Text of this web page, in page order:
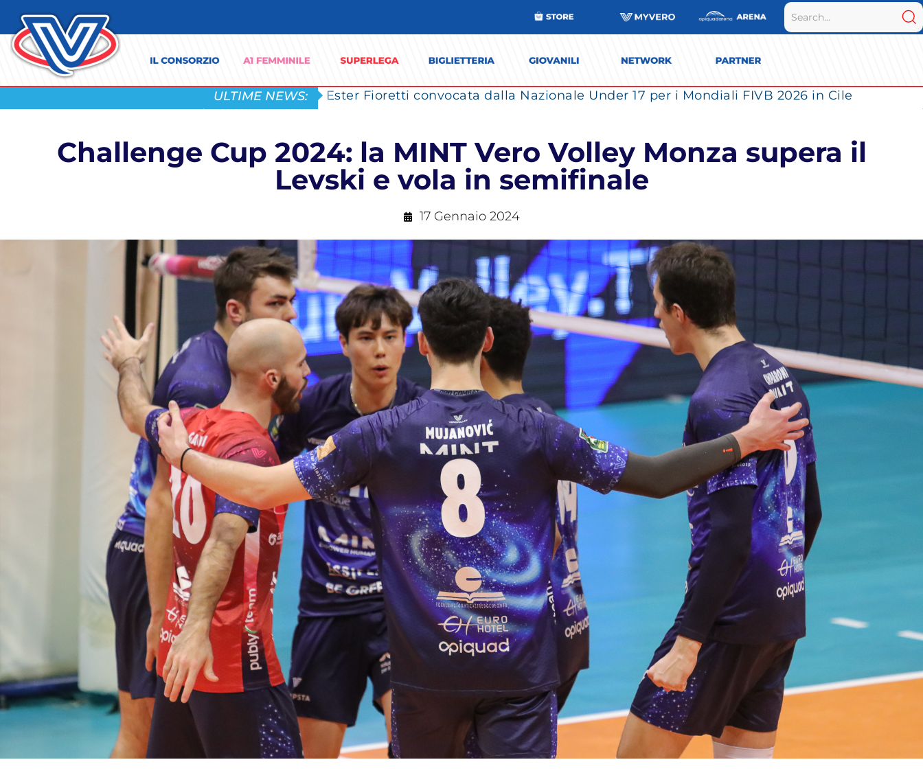
ULTIME NEWS: Ester Fioretti convocata dalla Nazionale Under 17 per i Mondiali FIVB 2026 in Cile
Challenge Cup 2024: la MINT Vero Volley Monza supera il
Levski e vola in semifinale
17 Gennaio 2024